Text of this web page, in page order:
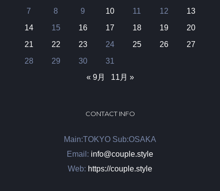
7
8 9 10 11 12
13
14
15 16 17 18 19
20
21
22 23 24 25 26
27
28
29 30
31
« 9月
11月 »
CONTACT INFO
Main:TOKYO Sub:OSAKA
Email: info@couple.style
Web: https://couple.style